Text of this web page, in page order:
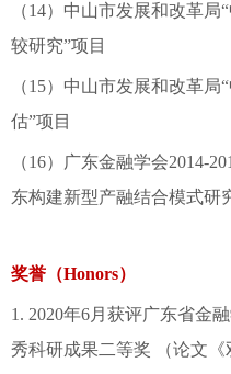
（14）中山市发展和改革
较研究”项目
（15）中山市发展和改革
估”项目
（16）广东金融学会2014-
东构建新型产融结合模式研
奖誉（Honors）
1. 2020年6月获评广东省金
秀科研成果二等奖 （论文